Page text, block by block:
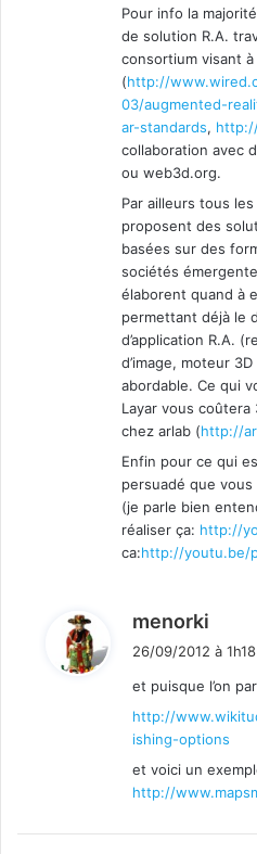
Pour info la
de solution R.A.
consortium visant
(http://
03/augmented-
ar-standards,
collaboration avec
ou web3d.org.
Par ailleurs tous
proposent des
basées sur des
sociétés
élaborent quand à
permettant déjà le
d’application R.A.
d’image, moteur
abordable. Ce qui
Layar vous
chez arlab (http://
Enfin pour ce qui
persuadé que vous
(je parle bien
réaliser ça: http://
ca:http://youtu.be/
menorki
:
26/09/2012 à 1h18
et puisque l’on
http://
ishing-options
et voici un
http://